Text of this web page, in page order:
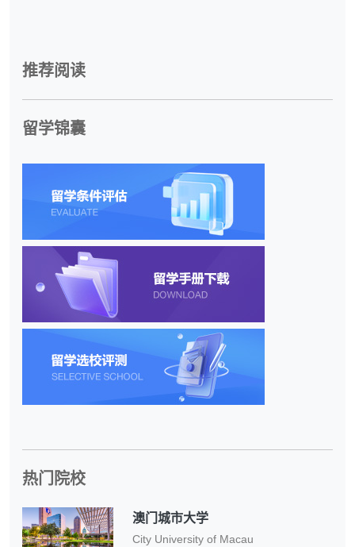
推荐阅读
留学锦囊
热门院校
澳门城市大学
City University of Macau